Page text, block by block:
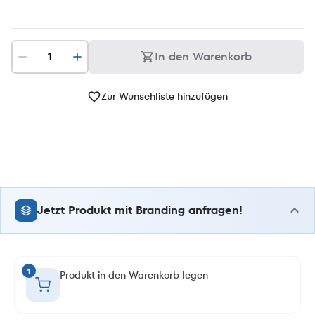
In den Warenkorb
Zur Wunschliste hinzufügen
Jetzt Produkt mit Branding anfragen!
1 Produkt in den Warenkorb legen